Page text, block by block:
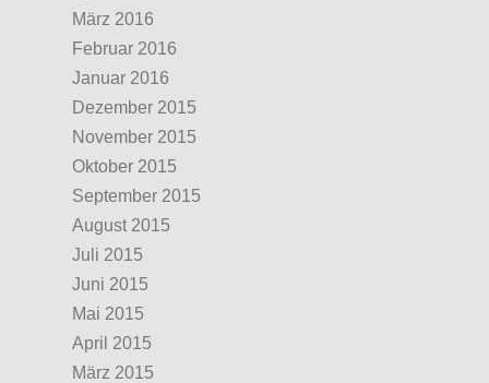
März 2016
Februar 2016
Januar 2016
Dezember 2015
November 2015
Oktober 2015
September 2015
August 2015
Juli 2015
Juni 2015
Mai 2015
April 2015
März 2015